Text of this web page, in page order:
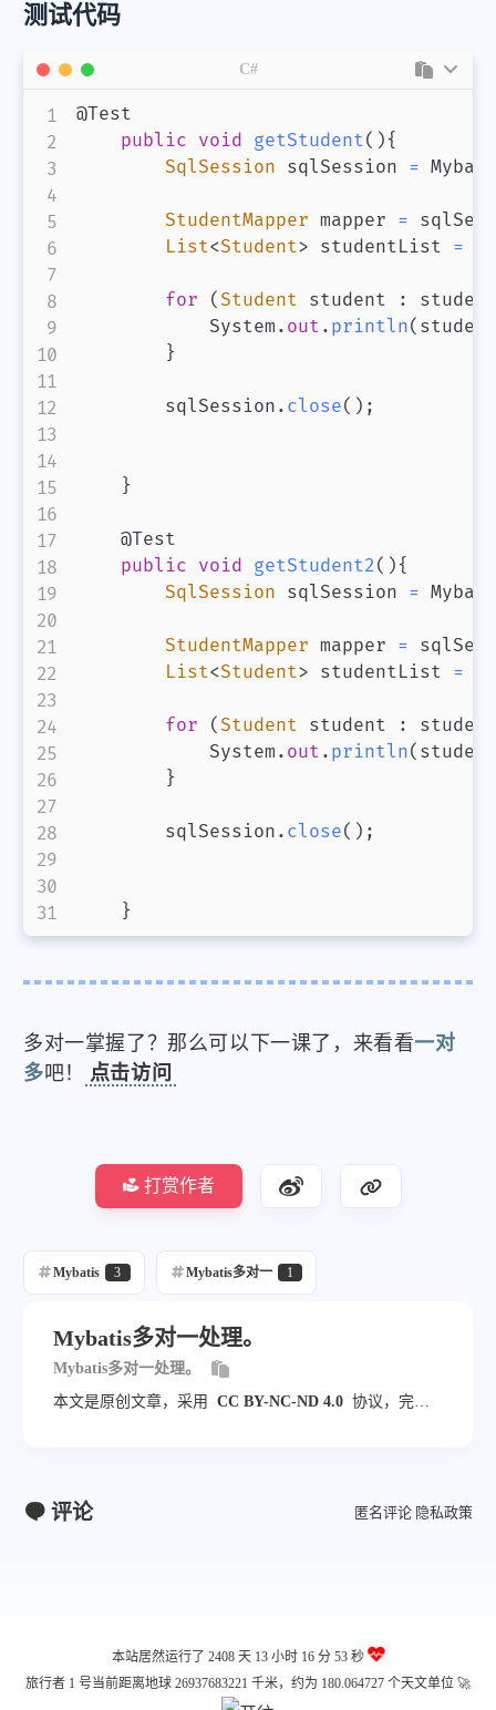
测试代码
@Test
public void getStudent( ) {
SqlSession sqlSession =
StudentMapper mapper =
List<Student> studentList =
for ( Student student :
            System
. out . println( student
}
        sqlSession
. close( ) ;
}
    @Test
public void getStudent2 ( ) {
SqlSession sqlSession =
StudentMapper mapper =
List<Student> studentList =
for ( Student student :
            System
. out . println( student
}
        sqlSession
. close( ) ;
}
C#
多对一掌握了？那么可以下一课了，来看看一对
多吧！ 点击访问
打赏作者
Mybatis 3 Mybatis多对一 1
Mybatis多对一处理。
Mybatis多对一处理。
本文是原创文章，采用
CC BY-NC-ND 4.0 协议，完整
评论 匿名评论 隐私政策
本站居然运行了 2408 天13 小时 16 分 53 秒
旅行者 1 号当前距离地球 26937683221 千米，约为 180.064727 个天文单位 🚀